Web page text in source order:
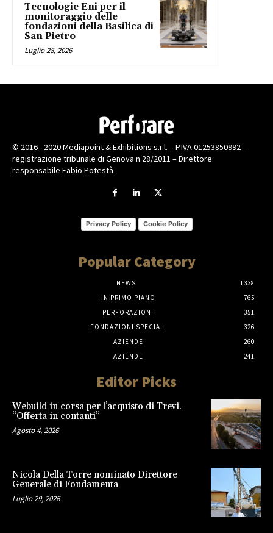
Tecnologie Eni per il
monitoraggio delle
fondazioni della Basilica di
San Pietro
Luglio 28, 2026
© 2016 - 2020 Mediapoint & Exhibitions s.r.l. – P.IVA 01253850992 –
registrazione tribunale di Genova n.28/2011 – Direttore
responsabile Fabio Potestà
Privacy Policy Cookie Policy
Popular Category
NEWS
1338
IN PRIMO PIANO
765
PERFORAZIONI
351
FONDAZIONI SPECIALI
326
AZIENDE
260
AZIENDE
241
Editor Picks
Webuild in corsa per l’acquisto di Trevi.
“Offerta in contanti”
Agosto 4, 2026
Nicola Della Torre nominato Direttore
Generale di Fondamenta
Luglio 29, 2026